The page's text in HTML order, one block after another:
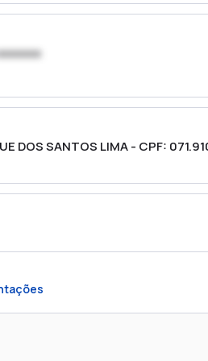
SANTOS LIMA - CPF: